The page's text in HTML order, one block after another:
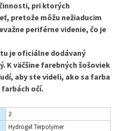
pri ktorých
pretože môžu nežiaducim
periférne videnie, čo je
je oficiálne dodávaný
K väčšine farebných šošoviek
aby ste videli, ako sa farba
očí.
2
Hydrogel Terpolymer